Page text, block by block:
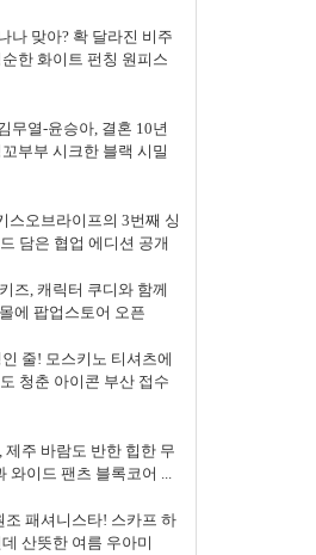
나 맞아? 확 달라진 비주
한 화이트 펀칭 원피스
무열-윤승아, 결혼 10년
부부 시크한 블랙 시밀
스오브라이프의 3번째 싱
드 담은 협업 에디션 공개
즈, 캐릭터 쿠디와 함께
에 팝업스토어 오픈
줄! 모스키노 티셔츠에
청춘 아이콘 부산 접수
제주 바람도 반한 힙한 무
와이드 팬츠 블록코어 ...
조 패셔니스타! 스카프 하
산뜻한 여름 우아미